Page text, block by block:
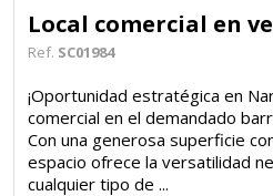
Local comercial en
Ref. SC01984
¡Oportunidad estratégica en
comercial en el demandado
Con una generosa superficie
espacio ofrece la versatilidad
cualquier tipo de ...